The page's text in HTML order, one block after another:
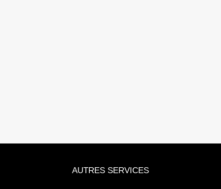
AUTRES SERVICES